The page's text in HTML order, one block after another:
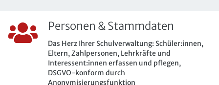
Personen & Stammdaten
Das Herz Ihrer Schulverwaltung: Schüler:innen,
Eltern, Zahlpersonen, Lehrkräfte und
Interessent:innen erfassen und pflegen,
DSGVO-konform durch
Anonymisierungsfunktion